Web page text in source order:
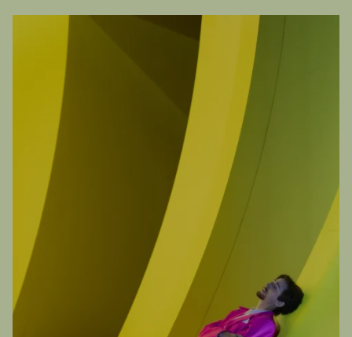
Dmitri Schostakowitsch1906–1975
Streichquartett Nr. 8 c-Moll op.110 (1960)
Wolfgang Amadeus Mozart 1756–1791
Serenade Nr. 12 c-Moll KV 388 384a)
Musique
für zwei Oboen, zwei Klarinetten, zwei Hörner
und zwei Fagotte (1782/83)
Pause
Wolfgang Amadeus Mozart
Serenade Nr. 11 Es-Dur
KV 375
für zwei Oboen, zwei Klarinetten, zwei Hörner